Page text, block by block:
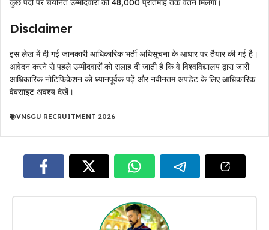
कुछ पदों पर चयनित उम्मीदवारों को ₹48,000 प्रतिमाह तक वेतन मिलेगा।
Disclaimer
इस लेख में दी गई जानकारी आधिकारिक भर्ती अधिसूचना के आधार पर तैयार की गई है।
आवेदन करने से पहले उम्मीदवारों को सलाह दी जाती है कि वे विश्वविद्यालय द्वारा जारी
आधिकारिक नोटिफिकेशन को ध्यानपूर्वक पढ़ें और नवीनतम अपडेट के लिए आधिकारिक
वेबसाइट अवश्य देखें।
VNSGU RECRUITMENT 2026